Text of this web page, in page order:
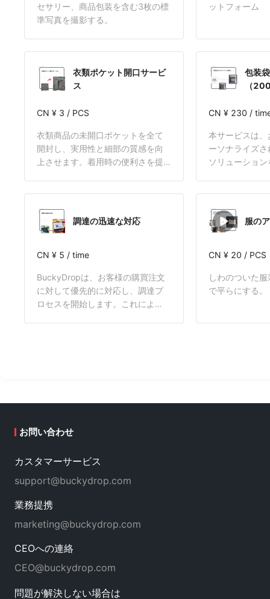
セサリー、商品包装を含む3枚の標
準写真を撮影する。
ットフォーム
衣類ポケット開口サービ
ス
CN ¥ 3 / PCS
衣類商品の未開口ポケットを全て
開封し、実用性と細部の質感を向
上させます。着用時の便利さを提
包装
（
CN ¥ 230 /
本サービスは
ーソナライズ
ソリューショ
絡、カスタム
最終的にカス
で、一連のプ
様のその後の
れ、ブランド
の費用には、
調達の迅速な対応
CN ¥ 5 / time
BuckyDropは、お客様の購買注文
に対して優先的に対応し、調達プ
ロセスを開始します。これによ
服の
CN ¥ 20 / PCS
しわのついた
で平らにする。
お問い合わせ
カスタマーサービス
support@buckydrop.com
業務提携
marketing@buckydrop.com
CEOへの連絡
CEO@buckydrop.com
問題が解決しない場合は